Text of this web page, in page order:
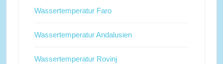
Wassertemperatur Faro
Wassertemperatur Andalusien
Wassertemperatur Rovinj